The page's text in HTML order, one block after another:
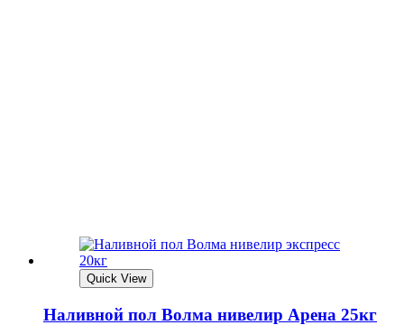
Quick View
Наливной пол Волма нивелир Арена 25кг